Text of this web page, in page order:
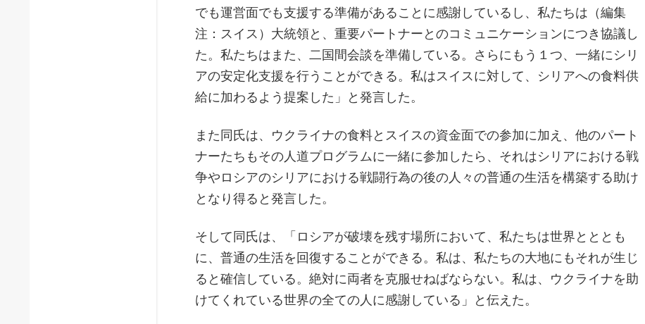
でも運営面でも支援する準備があることに感謝しているし、私たちは（編集
注：スイス）大統領と、重要パートナーとのコミュニケーションにつき協議し
た。私たちはまた、二国間会談を準備している。さらにもう１つ、一緒にシリ
アの安定化支援を行うことができる。私はスイスに対して、シリアへの食料供
給に加わるよう提案した」と発言した。
また同氏は、ウクライナの食料とスイスの資金面での参加に加え、他のパート
ナーたちもその人道プログラムに一緒に参加したら、それはシリアにおける戦
争やロシアのシリアにおける戦闘行為の後の人々の普通の生活を構築する助け
となり得ると発言した。
そして同氏は、「ロシアが破壊を残す場所において、私たちは世界とととも
に、普通の生活を回復することができる。私は、私たちの大地にもそれが生じ
ると確信している。絶対に両者を克服せねばならない。私は、ウクライナを助
けてくれている世界の全ての人に感謝している」と伝えた。